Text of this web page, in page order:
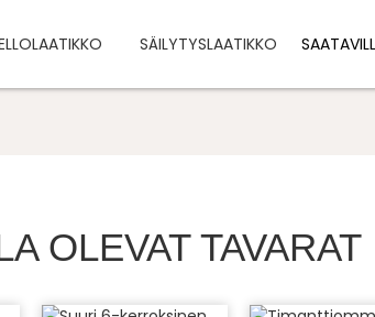
SÄILYTYSLAATIKKO
OLEVAT TAVARAT